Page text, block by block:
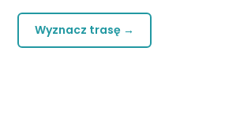
Wyznacz trasę →